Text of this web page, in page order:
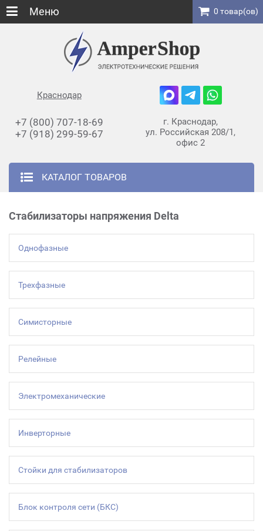
Краснодар
+7 (800) 707-18-69
+7 (918) 299-59-67
г. Краснодар,
ул. Российская 208/1,
офис 2
КАТАЛОГ ТОВАРОВ
Меню 0 товар(ов)
Стабилизаторы напряжения Delta
Однофазные
Трехфазные
Симисторные
Релейные
Электромеханические
Инверторные
Стойки для стабилизаторов
Блок контроля сети (БКС)